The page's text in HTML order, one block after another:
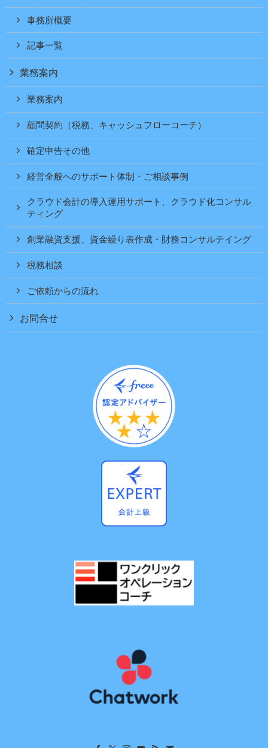
事務所概要
記事一覧
業務案内
業務案内
顧問契約（税務、キャッシュフローコーチ）
確定申告その他
経営全般へのサポート体制・ご相談事例
クラウド会計の導入運用サポート、クラウド化コンサル
ティング
創業融資支援、資金繰り表作成・財務コンサルテイング
税務相談
ご依頼からの流れ
お問合せ